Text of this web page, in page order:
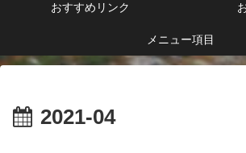
おすすめリンク
メニュー項目
2021-04